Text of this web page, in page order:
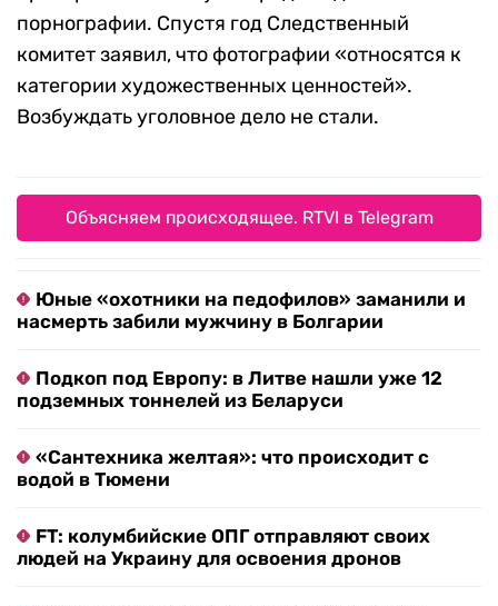
порнографии. Спустя год Следственный
комитет заявил, что фотографии «относятся к
категории художественных ценностей».
Возбуждать уголовное дело не стали.
Объясняем происходящее. RTVI в Telegram
Юные «охотники на педофилов» заманили и
насмерть забили мужчину в Болгарии
Подкоп под Европу: в Литве нашли уже 12
подземных тоннелей из Беларуси
«Сантехника желтая»: что происходит с
водой в Тюмени
FT: колумбийские ОПГ отправляют своих
людей на Украину для освоения дронов